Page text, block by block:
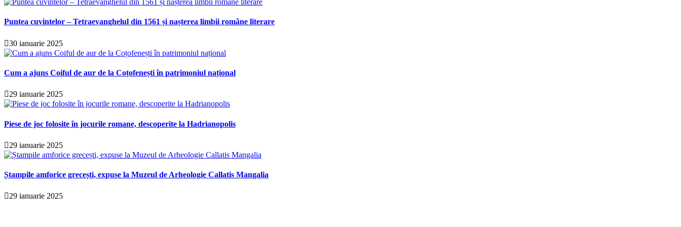
Puntea cuvintelor – Tetraevanghelul din 1561 și nașterea limbii române literare
30 ianuarie 2025
Cum a ajuns Coiful de aur de la Coțofenești în patrimoniul național
29 ianuarie 2025
Piese de joc folosite în jocurile romane, descoperite la Hadrianopolis
29 ianuarie 2025
Ștampile amforice grecești, expuse la Muzeul de Arheologie Callatis Mangalia
29 ianuarie 2025